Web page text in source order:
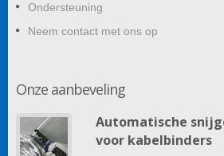
Ondersteuning
Neem contact met ons op
Onze aanbeveling
Automatische
voor kabelbinders